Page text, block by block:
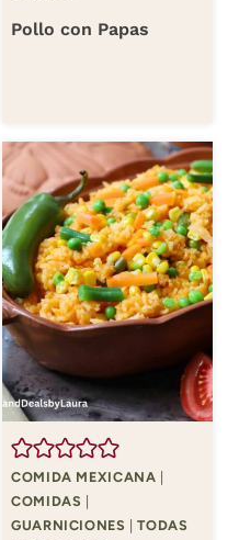
Pollo con Papas
COMIDA MEXICANA
COMIDAS
GUARNICIONES
|TODAS